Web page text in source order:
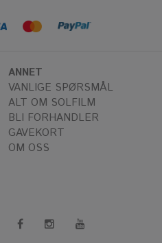
ANNET
VANLIGE SPØRSMÅL
ALT OM SOLFILM
BLI FORHANDLER
GAVEKORT
OM OSS